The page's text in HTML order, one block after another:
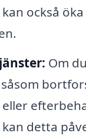
också
Om
detta